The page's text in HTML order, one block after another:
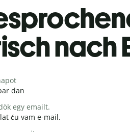
nach
dan
egy emailt.
ću vam e-mail.